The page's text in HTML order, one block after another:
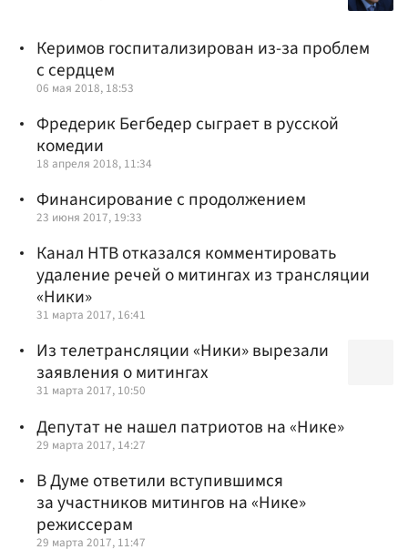
Керимов госпитализирован из-за проблем
с сердцем
06 мая 2018, 18:53
Фредерик Бегбедер сыграет в русской
комедии
18 апреля 2018, 11:34
Финансирование с продолжением
23 июня 2017, 19:33
Канал НТВ отказался комментировать
удаление речей о митингах из трансляции
«Ники»
31 марта 2017, 16:41
Из телетрансляции «Ники» вырезали
заявления о митингах
31 марта 2017, 10:50
Депутат не нашел патриотов на «Нике»
29 марта 2017, 14:27
В Думе ответили вступившимся
за участников митингов на «Нике»
режиссерам
29 марта 2017, 11:47